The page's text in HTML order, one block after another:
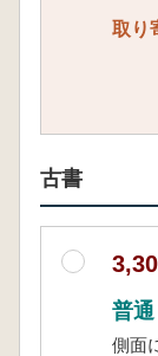
取り
古書
普通
側面